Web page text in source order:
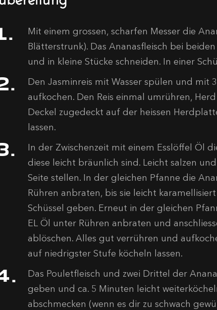
Mit einem grossen, scharfen Messer die
Blätterstrunk). Das Ananasfleisch bei
und in kleine Stücke schneiden. In einer
Den Jasminreis mit Wasser spülen und mit
aufkochen. Den Reis einmal umrühren,
Deckel zugedeckt auf der heissen
lassen.
In der Zwischenzeit mit einem Esslöffel Öl
diese leicht bräunlich sind. Leicht salzen
Seite stellen. In der gleichen Pfanne die
Rühren anbraten, bis sie leicht
Schüssel geben. Erneut in der gleichen
EL Öl unter Rühren anbraten und
ablöschen. Alles gut verrühren und
auf niedrigster Stufe köcheln lassen.
Das Pouletfleisch und zwei Drittel der
geben und ca. 5 Minuten leicht
abschmecken (wenn es dir zu schwach